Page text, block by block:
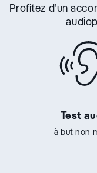
Profitez d’un
Test
à but non